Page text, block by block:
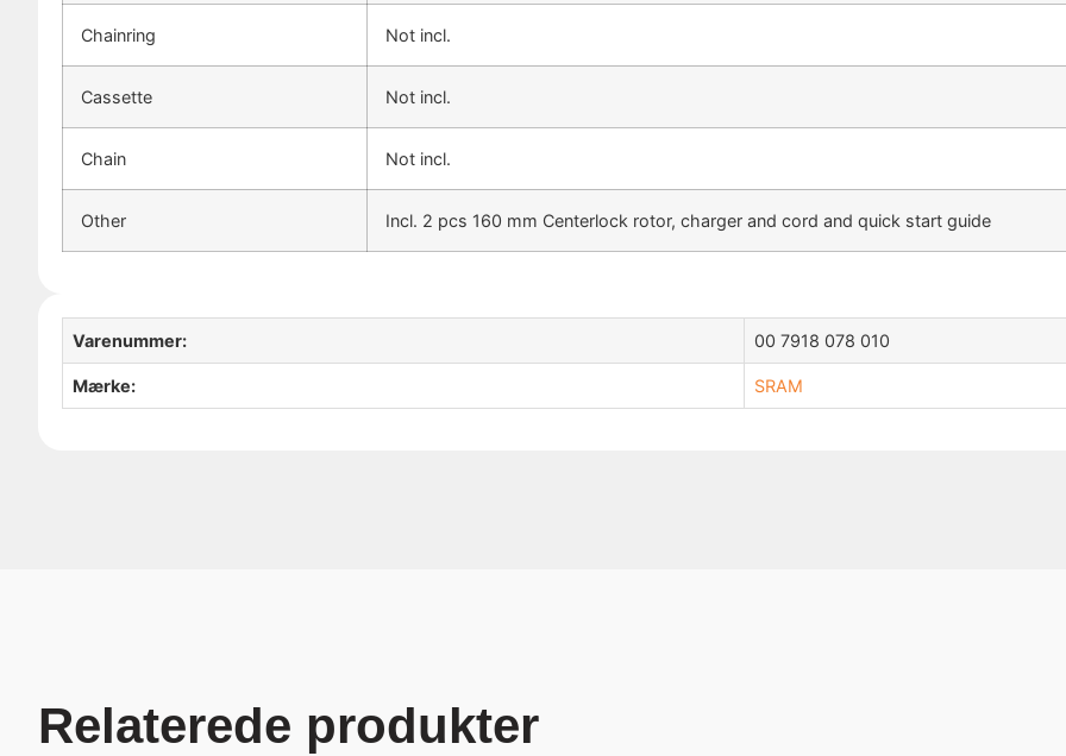
Chainring Not incl.
Cassette Not incl.
Chain Not incl.
Other Incl. 2 pcs 160 mm Centerlock rotor, charger and cord and quick start guide
Varenummer: 00 7918 078 010
Mærke: SRAM
Relaterede produkter